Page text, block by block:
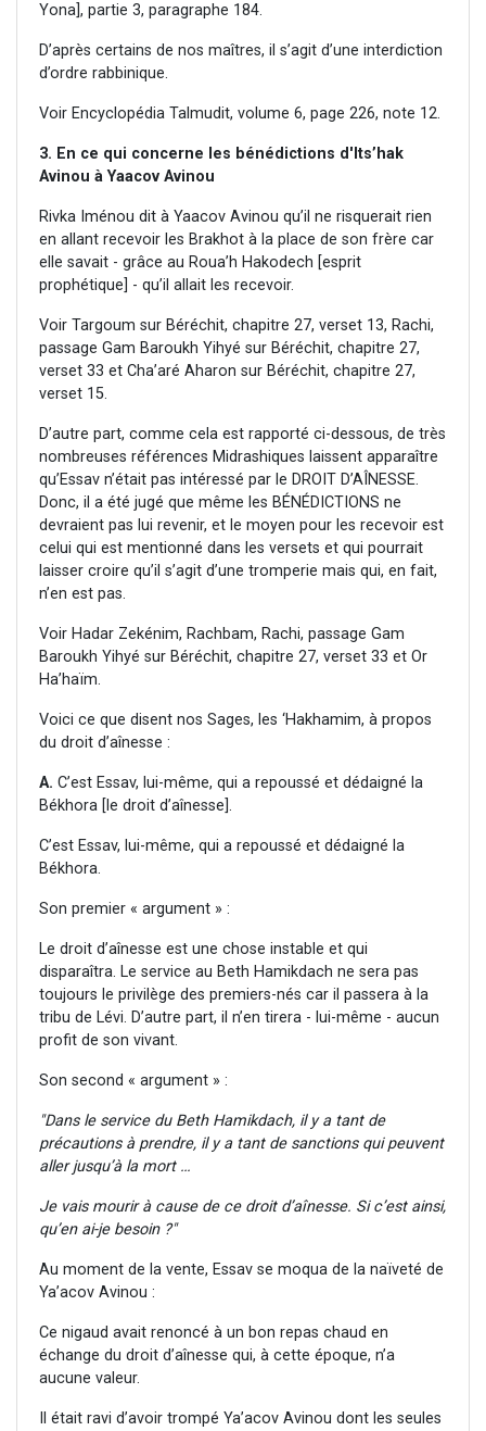
Yona], partie 3, paragraphe 184.
D’après certains de nos maîtres, il s’agit d’une interdiction
d’ordre rabbinique.
Voir Encyclopédia Talmudit, volume 6, page 226, note 12.
3. En ce qui concerne les bénédictions d'Its’hak
Avinou à Yaacov Avinou
Rivka Iménou dit à Yaacov Avinou qu’il ne risquerait rien
en allant recevoir les Brakhot à la place de son frère car
elle savait - grâce au Roua’h Hakodech [esprit
prophétique] - qu’il allait les recevoir.
Voir Targoum sur Béréchit, chapitre 27, verset 13, Rachi,
passage Gam Baroukh Yihyé sur Béréchit, chapitre 27,
verset 33 et Cha’aré Aharon sur Béréchit, chapitre 27,
verset 15.
D’autre part, comme cela est rapporté ci-dessous, de très
nombreuses références Midrashiques laissent apparaître
qu’Essav n’était pas intéressé par le DROIT D’AÎNESSE.
Donc, il a été jugé que même les BÉNÉDICTIONS ne
devraient pas lui revenir, et le moyen pour les recevoir est
celui qui est mentionné dans les versets et qui pourrait
laisser croire qu’il s’agit d’une tromperie mais qui, en fait,
n’en est pas.
Voir Hadar Zekénim, Rachbam, Rachi, passage Gam
Baroukh Yihyé sur Béréchit, chapitre 27, verset 33 et Or
Ha’haïm.
Voici ce que disent nos Sages, les ‘Hakhamim, à propos
du droit d’aînesse :
A. C’est Essav, lui-même, qui a repoussé et dédaigné la
Békhora [le droit d’aînesse].
C’est Essav, lui-même, qui a repoussé et dédaigné la
Békhora.
Son premier « argument » :
Le droit d’aînesse est une chose instable et qui
disparaîtra. Le service au Beth Hamikdach ne sera pas
toujours le privilège des premiers-nés car il passera à la
tribu de Lévi. D’autre part, il n’en tirera - lui-même - aucun
profit de son vivant.
Son second « argument » :
"Dans le service du Beth Hamikdach, il y a tant de
précautions à prendre, il y a tant de sanctions qui peuvent
aller jusqu’à la mort …
Je vais mourir à cause de ce droit d’aînesse. Si c’est ainsi,
qu’en ai-je besoin ?"
Au moment de la vente, Essav se moqua de la naïveté de
Ya’acov Avinou :
Ce nigaud avait renoncé à un bon repas chaud en
échange du droit d’aînesse qui, à cette époque, n’a
aucune valeur.
Il était ravi d’avoir trompé Ya’acov Avinou dont les seules